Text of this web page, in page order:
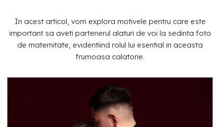
In acest articol, vom explora motivele pentru care este
important sa aveti partenerul alaturi de voi la sedinta foto
de maternitate, evidentiind rolul lui esential in aceasta
frumoasa calatorie.